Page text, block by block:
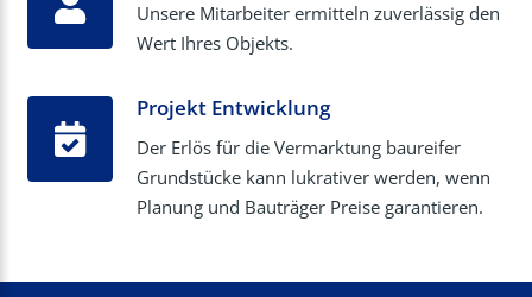
Unsere Mitarbeiter ermitteln zuverlässig den
Wert Ihres Objekts.
Projekt Entwicklung
Der Erlös für die Vermarktung baureifer
Grundstücke kann lukrativer werden, wenn
Planung und Bauträger Preise garantieren.